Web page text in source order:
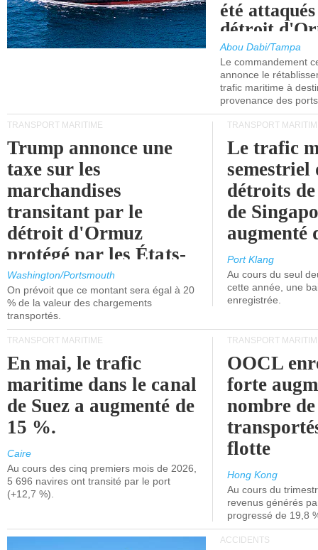
été
détroit
Abou Dabi/Tampa
Le commandement
annonce le
trafic maritime à
provenance des
TRANSPORT MARITIME
Trump annonce une
taxe sur les
marchandises
transitant par le
détroit d'Ormuz
protégé par les États-
Unis.
Washington/Portsmouth
On prévoit que ce montant sera égal à 20
% de la valeur des chargements
transportés.
TRANSPORT
Le trafic
semestriel
détroits
de
augmenté
Port Klang
Au cours du seul
cette année, une
enregistrée.
TRANSPORT MARITIME
En mai, le trafic
maritime dans le canal
de Suez a augmenté de
15 %.
Caire
Au cours des cinq premiers mois de 2026,
5 696 navires ont transité par le port
(+12,7 %).
TRANSPORT
OOCL
forte
nombre
flotte
Hong Kong
Au cours du
revenus générés
progressé de 19,8
ACCIDENTS